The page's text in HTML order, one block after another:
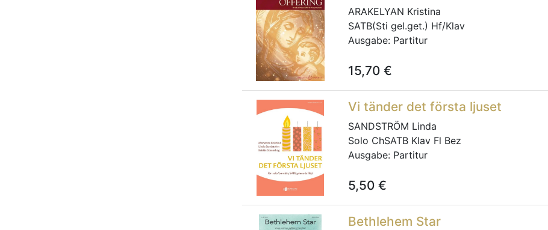
ARAKELYAN Kristina
SATB(Sti gel.get.) Hf/Klav
Ausgabe: Partitur
15,70 €
Vi tänder det första ljuset
SANDSTRÖM Linda
Solo ChSATB Klav Fl Bez
Ausgabe: Partitur
5,50 €
Bethlehem Star